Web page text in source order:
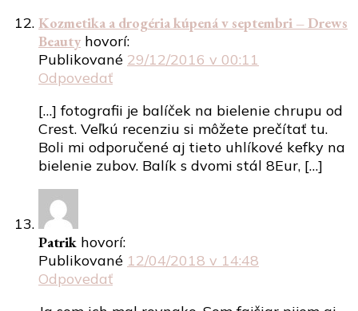
Kozmetika a drogéria kúpená v septembri – Drews
Beauty hovorí:
Publikované 29/12/2016 v 00:11
Odpovedať
[…] fotografii je balíček na bielenie chrupu od
Crest. Veľkú recenziu si môžete prečítať tu.
Boli mi odporučené aj tieto uhlíkové kefky na
bielenie zubov. Balík s dvomi stál 8Eur, […]
Patrik hovorí:
Publikované 12/04/2018 v 14:48
Odpovedať